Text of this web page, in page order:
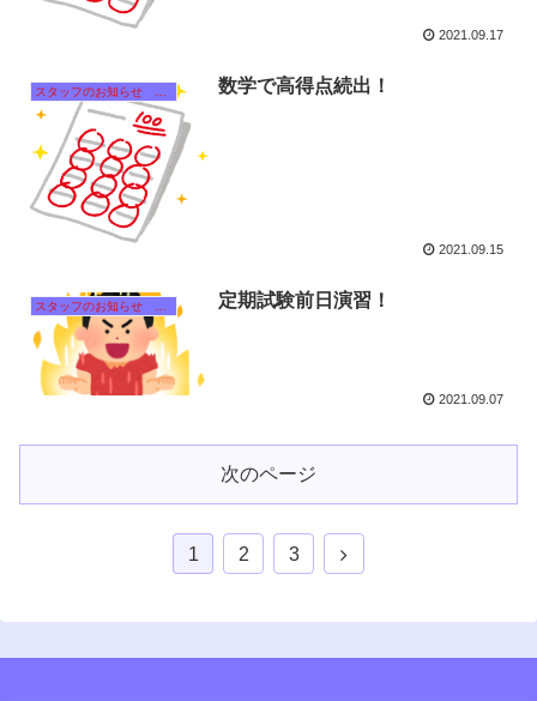
2021.09.17
数学で高得点続出！
2021.09.15
定期試験前日演習！
2021.09.07
次のページ
1 2 3